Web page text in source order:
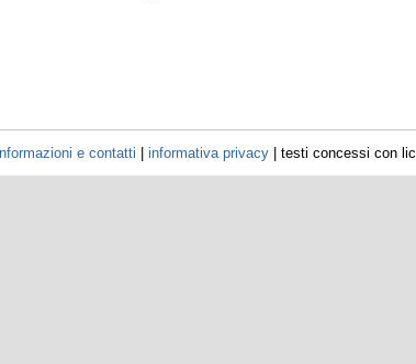
e contatti informativa privacy| testi concessi con